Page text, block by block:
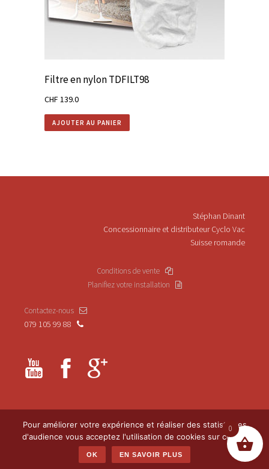
Filtre en nylon TDFILT98
CHF139.0
AJOUTER AU PANIER
Stéphan Dinant
Concessionnaire et distributeur Cyclo Vac
Suisse romande
Conditions de vente
Planifiez votre installation
Contactez-nous
079 105 99 88
©‎ SimplyVac SàrlStudioVaud
0
Pour améliorer votre expérience et réaliser des statistiques
d'audience vous acceptez l'utilisation de cookies sur ce site
OK EN SAVOIR PLUS